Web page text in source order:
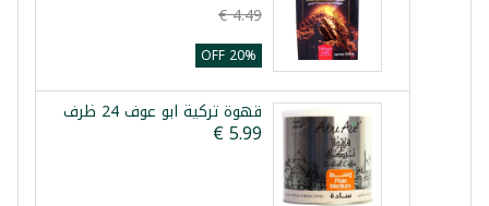
20% OFF
قهوة تركية ابو عوف 24 ظرف